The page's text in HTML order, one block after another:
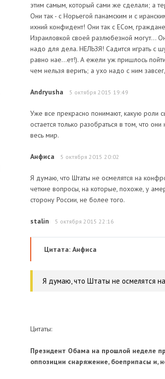
этим самым, который сами же сделали; а
Они так - с Норьегой панамским и с
ихний конфидент! Они так с ЕСом,
Израиловкой своей разлюбезной могут...
надо для дела. НЕЛЬЗЯ! Садится играть с
равно нае...ет!). А ежели уж пришлось
чем нельзя верить; а ухо надо с ним
Andryusha 5 октября 2015 19:49
Уже все прекрасно понимают, какую роли
остается только разобраться в том, что
весь мир.
Анфиса 5 октября 2015 20:02
Я думаю, что Штаты не осмелятся на
четкие вопросы, на которые, похоже, у
сторону России, не более того.
stalin 5 октября 2015 22:16
Цитата: Анфиса
Я думаю, что Штаты не осмелятся
Цитаты:
Президент Обама на прошлой неделе
оппозиции снаряжение, боеприпасы и,